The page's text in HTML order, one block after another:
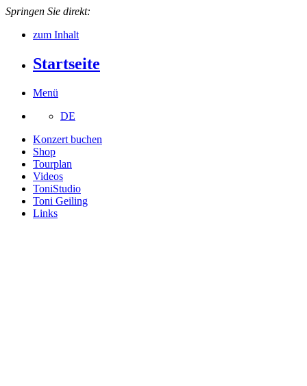
Springen Sie direkt:
zum Inhalt
Startseite
Menü
DE
Konzert buchen
Shop
Tourplan
Videos
ToniStudio
Toni Geiling
Links